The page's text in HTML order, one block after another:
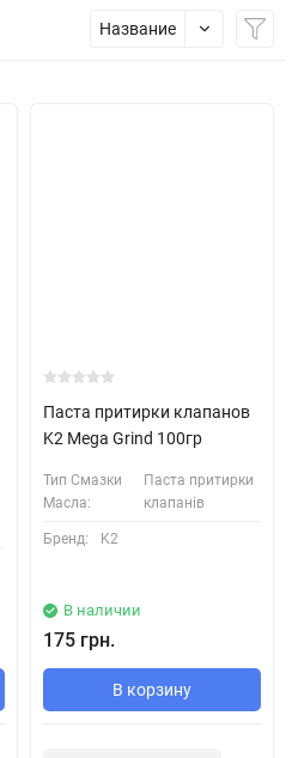
Название
Паста притирки клапанов
K2 Mega Grind 100гр
Тип Смазки
Масла:
Паста притирки
клапанів
Бренд: K2
В наличии
175 грн.
В корзину